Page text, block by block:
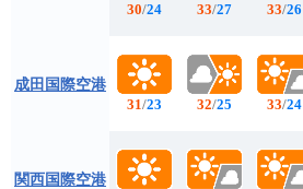
成田国際空港
関西国際空港
30/24
31/23
33/27
32/25
33/26
33/24